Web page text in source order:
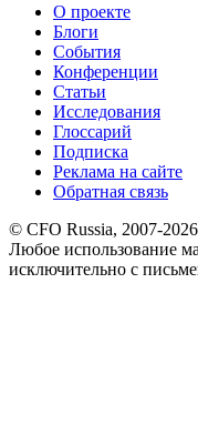
О проекте
Блоги
События
Конференции
Статьи
Исследования
Глоссарий
Подписка
Реклама на сайте
Обратная связь
© CFO Russia, 2007-
Любое использование
исключительно с